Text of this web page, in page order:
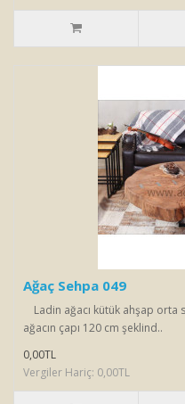
Ağaç Sehpa 049
Ladin ağacı kütük ahşap orta
ağacın çapı 120 cm şeklind..
0,00TL
Vergiler Hariç: 0,00TL